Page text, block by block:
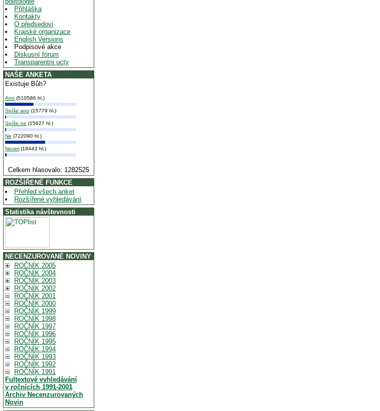
Přihláška
Kontakty
O předsedovi
Krajské organizace
English Versions
Podpisové akce
Diskusní fórum
Transparentni ucty
NAŠE ANKETA
Existuje Bůh?
Ano (510586 hl.)
Spíše ano (15779 hl.)
Spíše ne (15627 hl.)
Ne (722090 hl.)
Nevim (18443 hl.)
Celkem hlasovalo: 1282525
ROZŠÍŘENÉ FUNKCE
Přehled všech anket
Rozšířené vyhledávání
Statistika návštevnosti
NECENZUROVANÉ NOVINY
ROČNÍK 2005
ROČNÍK 2004
ROČNÍK 2003
ROČNÍK 2002
ROČNÍK 2001
ROČNÍK 2000
ROČNÍK 1999
ROČNÍK 1998
ROČNÍK 1997
ROČNÍK 1996
ROČNÍK 1995
ROČNÍK 1994
ROČNÍK 1993
ROČNÍK 1992
ROČNÍK 1991
Fultextové vyhledávání
v ročnících 1991-2001
Archiv Necenzurovaných
Novin